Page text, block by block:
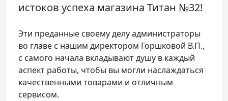
истоков успеха магазина Титан №32!
Эти преданные своему делу администраторы
во главе с нашим директором Горшковой В.П.,
с самого начала вкладывают душу в каждый
аспект работы, чтобы вы могли наслаждаться
качественными товарами и отличным
сервисом.